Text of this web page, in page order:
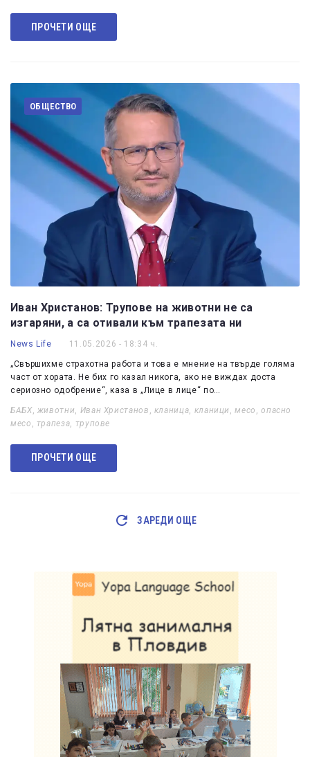
ПРОЧЕТИ ОЩЕ
ОБЩЕСТВО
Иван Христанов: Трупове на животни не са
изгаряни, а са отивали към трапезата ни
News Life 11.05.2026 - 18:34 ч.
„Свършихме страхотна работа и това е мнение на твърде голяма
част от хората. Не бих го казал никога, ако не виждах доста
сериозно одобрение“, каза в „Лице в лице“ по…
БАБХ, животни Иван Христанов кланица кланици ,месо ,опасно
месо
трапеза трупове
ПРОЧЕТИ ОЩЕ
ЗАРЕДИ ОЩЕ